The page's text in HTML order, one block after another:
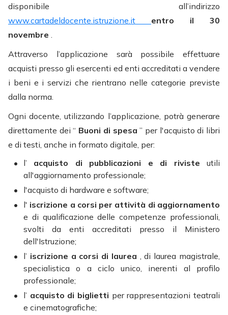
disponibile all’indirizzo
www.cartadeldocente.istruzione.it entro il 30
novembre
Attraverso l’applicazione sarà possibile effettuare
acquisti presso gli esercenti ed enti accreditati a vendere
i beni e i servizi che rientrano nelle categorie previste
dalla norma.
Ogni docente, utilizzando l’applicazione, potrà generare
direttamente dei “ Buoni di spesa” per l'acquisto di libri
e di testi, anche in formato digitale, per:
l’ acquisto di pubblicazioni e di rivisteutili
all'aggiornamento professionale;
l'acquisto di hardware e software;
l' iscrizione a corsi per attività di aggiornamento
e di qualificazione delle competenze professionali,
svolti da enti accreditati presso il Ministero
dell'Istruzione;
l’ iscrizione a corsi di laurea
, di laurea magistrale,
specialistica o a ciclo unico, inerenti al profilo
professionale;
l’ acquisto di biglietti per rappresentazioni teatrali
e cinematografiche;